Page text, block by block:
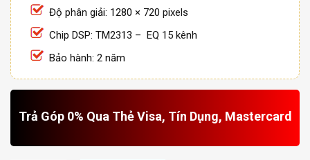
Độ phân giải: 1280 × 720 pixels
Chip DSP: TM2313 – EQ 15 kênh
Bảo hành: 2 năm
Trả Góp 0% Qua Thẻ Visa, Tín Dụng, Mastercard